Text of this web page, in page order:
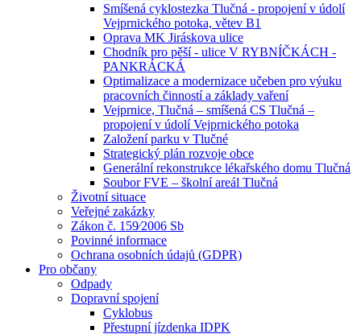
Smíšená cyklostezka Tlučná - propojení v údolí
Vejprnického potoka, větev B1
Oprava MK Jiráskova ulice
Chodník pro pěší - ulice V RYBNÍČKÁCH -
PANKRÁCKÁ
Optimalizace a modernizace učeben pro výuku
pracovních činností a základy vaření
Vejprnice, Tlučná – smíšená CS Tlučná –
propojení v údolí Vejprnického potoka
Založení parku v Tlučné
Strategický plán rozvoje obce
Generální rekonstrukce lékařského domu Tlučná
Soubor FVE – školní areál Tlučná
Životní situace
Veřejné zakázky
Zákon č. 159⁄2006 Sb
Povinné informace
Ochrana osobních údajů (GDPR)
Pro občany
Odpady
Dopravní spojení
Cyklobus
Přestupní jízdenka IDPK